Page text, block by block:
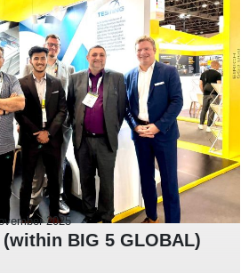
2025
BIG 5 GLOBAL)